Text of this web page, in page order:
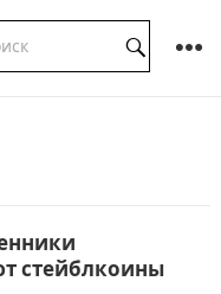
стейблкоины